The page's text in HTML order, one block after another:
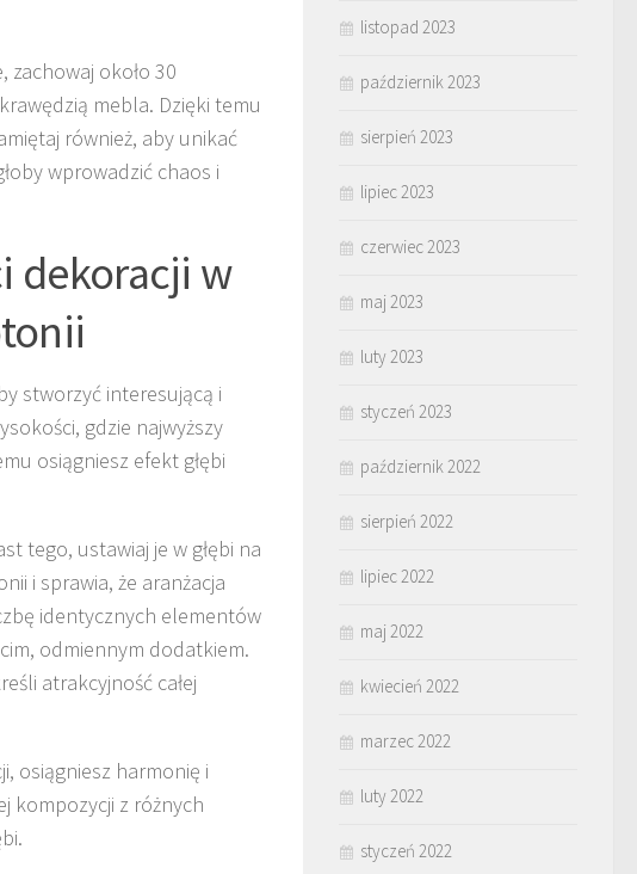
zachowaj około 30
mebla. Dzięki temu
również, aby unikać
wprowadzić chaos i
dekoracji w
stworzyć interesującą i
gdzie najwyższy
osiągniesz efekt głębi
tego, ustawiaj je w głębi na
i sprawia, że aranżacja
identycznych elementów
odmiennym dodatkiem.
atrakcyjność całej
osiągniesz harmonię i
kompozycji z różnych
listopad 2023
październik 2023
sierpień 2023
lipiec 2023
czerwiec 2023
maj 2023
luty 2023
styczeń 2023
październik 2022
sierpień 2022
lipiec 2022
maj 2022
kwiecień 2022
marzec 2022
luty 2022
styczeń 2022